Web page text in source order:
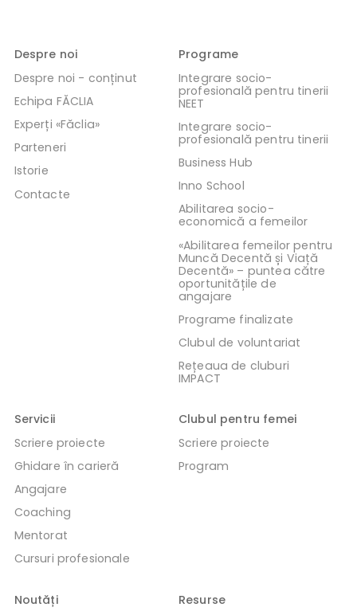
Despre noi
Despre noi - conținut
Echipa FĂCLIA
Experți «Făclia»
Parteneri
Istorie
Contacte
Programe
Integrare socio-
profesională pentru tinerii
NEET
Integrare socio-
profesională pentru tinerii
Business Hub
Inno School
Abilitarea socio-
economică a femeilor
«Abilitarea femeilor pentru
Muncă Decentă și Viață
Decentă» – puntea către
oportunitățile de
angajare
Programe finalizate
Clubul de voluntariat
Rețeaua de cluburi
IMPACT
Servicii
Scriere proiecte
Ghidare în carieră
Angajare
Coaching
Mentorat
Cursuri profesionale
Clubul pentru femei
Scriere proiecte
Program
Noutăți
Resurse